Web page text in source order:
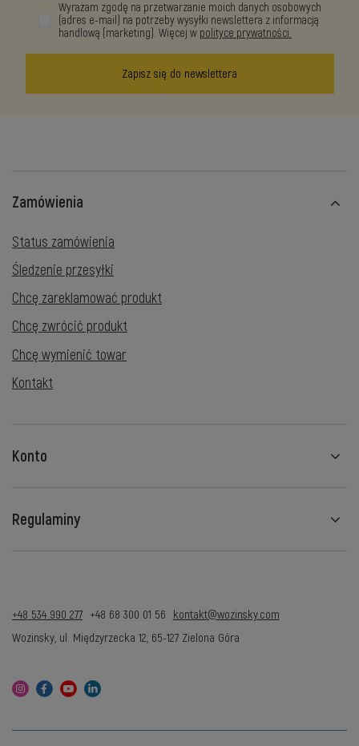
Wyrażam zgodę na przetwarzanie moich danych osobowych
(adres e-mail) na potrzeby wysyłki newslettera z informacją
handlową (marketing). Więcej w polityce prywatności.
Zapisz się do newslettera
Zamówienia
Status zamówienia
Śledzenie przesyłki
Chcę zareklamować produkt
Chcę zwrócić produkt
Chcę wymienić towar
Kontakt
Konto
Regulaminy
+48 534 990 277 +48 68 300 01 56 kontakt@wozinsky.com
Wozinsky, ul. Międzyrzecka 12, 65-127 Zielona Góra